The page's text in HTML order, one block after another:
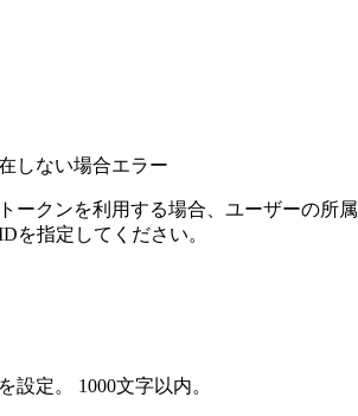
しない場合エラー
ークンを利用する場合、ユーザーの所属
を指定してください。
設定。 1000文字以内。